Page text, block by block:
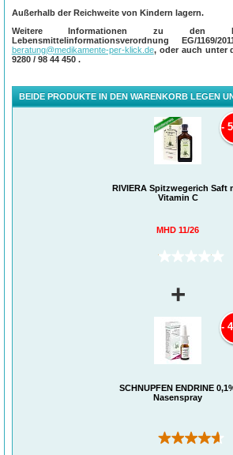
Außerhalb der Reichweite von Kindern lagern.
Weitere Informationen zu den
Lebensmittelinformationsverordnung EG/
beratung@medikamente-per-klick.de, oder auch unter
9280 / 98 44 450 .
BEIDE PRODUKTE IN DEN WARENKORB LEGEN
RIVIERA Spitzwegerich Saft
Vitamin C
MHD 11/26
(0)
+
SCHNUPFEN ENDRINE
Nasenspray
(20)